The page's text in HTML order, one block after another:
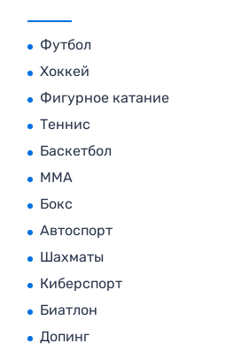
Футбол
Хоккей
Фигурное катание
Теннис
Баскетбол
MMA
Бокс
Автоспорт
Шахматы
Киберспорт
Биатлон
Допинг